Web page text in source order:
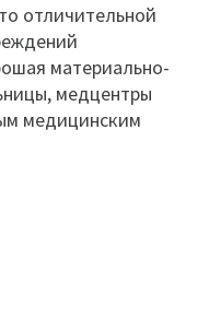
отличительной
материально-
медцентры
медицинским